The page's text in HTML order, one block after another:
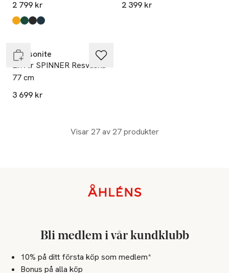
2 799 kr
Produkten finns i färgerna:
Radiant Yellow
Alpine Green
Graphite,
Midnight Blue
2 399 kr
Samsonite
Lin Air SPINNER Resväska
77 cm
3 699 kr
Visar 27 av 27 produkter
Bli medlem i vår kundklubb
10% på ditt första köp som medlem*
Bonus på alla köp